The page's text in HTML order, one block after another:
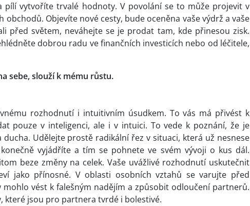
pílí vytvoříte trvalé hodnoty. V povolání se to může projevit v
obchodů. Objevíte nové cesty, bude oceněna vaše výdrž a vaše
před světem, neváhejte se je prodat tam, kde přinesou zisk.
dobrou radu ve finančních investicích nebo od léčitele,
sebe, slouží k mému růstu.
rozhodnutí i intuitivním úsudkem. To vás má přivést k
pouze v inteligenci, ale i v intuici. To vede k poznání, že je
Udělejte prostě radikální řez v situaci, která už nesnese
vyjádříte a tím se pohnete ve svém vývoji o kus dál.
beze změny na celek. Vaše uvážlivé rozhodnutí uskutečnit
jako přínosné. V oblasti osobních vztahů se varujte před
vést k falešným nadějím a způsobit odloučení partnerů.
které jsou pro partnera tvrdé i bolestivé.